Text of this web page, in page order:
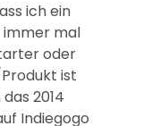
ich ein
immer mal
oder
ist
2014
Indiegogo